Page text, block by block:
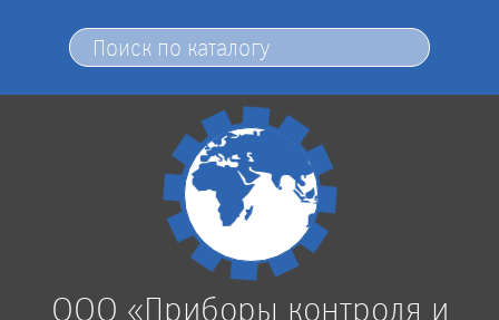
ООО «Приборы контроля и